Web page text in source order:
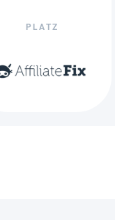
PLATZ